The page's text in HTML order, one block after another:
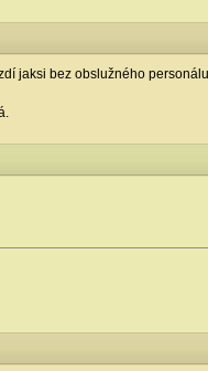
jaksi bez obslužného personálu